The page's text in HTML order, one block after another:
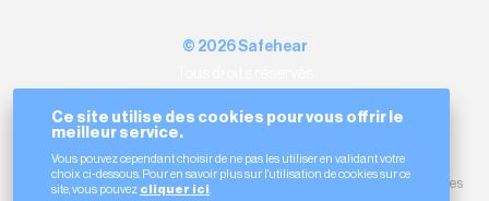
© 2026 Safehear
12 Rue de la Part-Dieu
Linkedin
Mentions légales Protection des données
Utilisations des cookies
Ce site utilise des cookies pour vous offrir le
meilleur service.
Vous pouvez cependant choisir de ne pas les utiliser en validant votre
choix ci-dessous. Pour en savoir plus sur l'utilisation de cookies sur ce
site, vous pouvez cliquer ici